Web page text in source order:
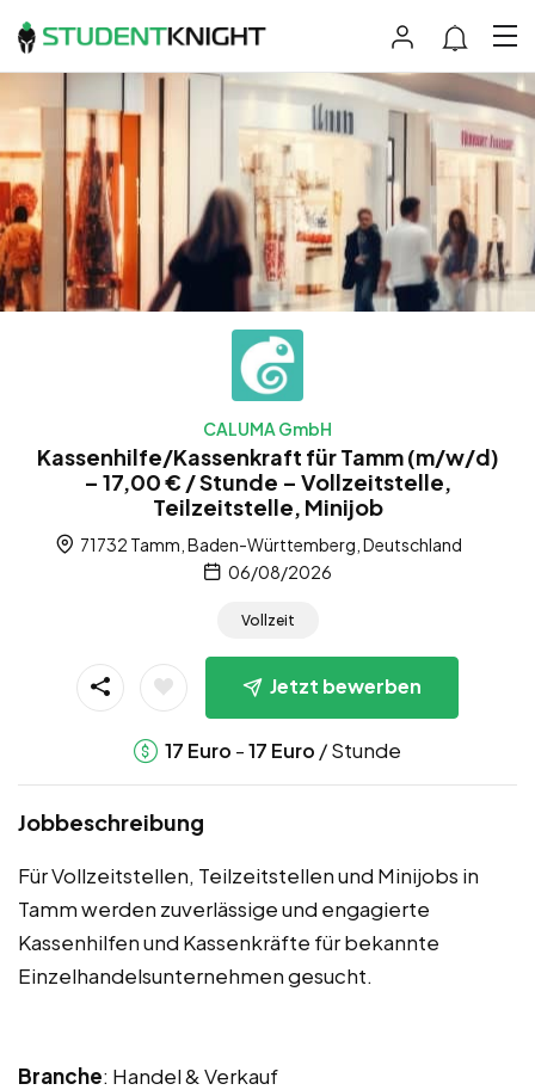
CALUMA GmbH
Kassenhilfe/Kassenkraft für Tamm (m/w/d)
– 17,00 € / Stunde – Vollzeitstelle,
Teilzeitstelle, Minijob
71732 Tamm, Baden-Württemberg, Deutschland
06/08/2026
Vollzeit
Jetzt bewerben
17 Euro -17 Euro / Stunde
Jobbeschreibung
Für Vollzeitstellen, Teilzeitstellen und Minijobs in
Tamm werden zuverlässige und engagierte
Kassenhilfen und Kassenkräfte für bekannte
Einzelhandelsunternehmen gesucht.
Branche: Handel & Verkauf